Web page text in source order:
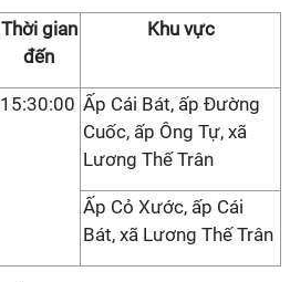
Thời gian
đến
Khu vực
15:30:00 Ấp Cái Bát, ấp Đường
Cuốc, ấp Ông Tự, xã
Lương Thế Trân
Ấp Cỏ Xước, ấp Cái
Bát, xã Lương Thế Trân